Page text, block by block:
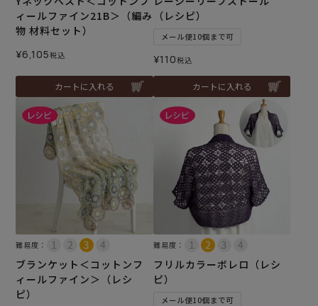
ィールファイン21B＞（編み
物 材料セット）
¥6,105税込
カートに入れる
（レシピ）
メール便10個まで可
¥110税込
カートに入れる
難易度：
ブランケット＜コットンフ
ィールファイン＞（レシ
ピ）
難易度：
フリルカラーボレロ（レシ
ピ）
メール便10個まで可